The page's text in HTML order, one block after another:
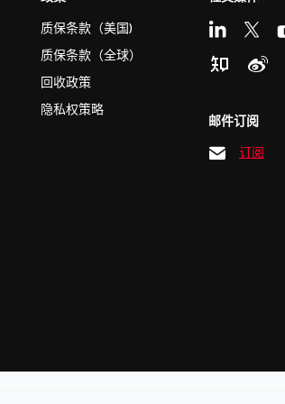
质保条款（美国)
质保条款（全球）
回收政策
隐私权策略
邮件订阅
订阅